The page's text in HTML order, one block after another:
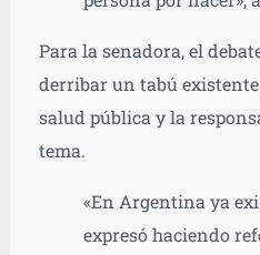
Para la senadora, el
derribar un tabú
salud pública y la
tema.
«En Argentina ya
expresó haciendo